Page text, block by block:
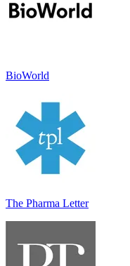
BioWorld
The Pharma Letter